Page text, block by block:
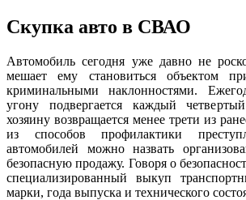
Скупка авто в СВАО
Автомобиль сегодня уже давно не
мешает ему становиться объектом
криминальными наклонностями.
угону подвергается каждый
хозяину возвращается менее трети из
из способов профилактики
автомобилей можно назвать
безопасную продажу. Говоря о
специализированный выкуп
марки, года выпуска и технического